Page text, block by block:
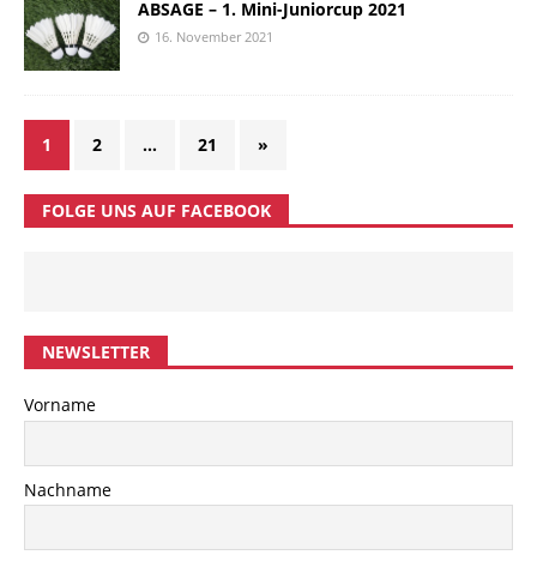
ABSAGE – 1. Mini-Juniorcup 2021
16. November 2021
1 2 … 21 »
FOLGE UNS AUF FACEBOOK
NEWSLETTER
Vorname
Nachname